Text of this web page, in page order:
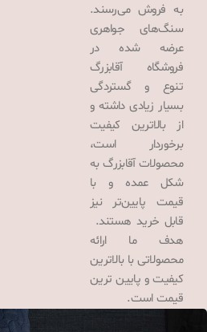
به فروش می‌رسند.
سنگ‌های جواهری
عرضه شده در
فروشگاه آقابزرگ
تنوع و گستردگی
بسیار زیادی داشته و
از بالاترین کیفیت
برخوردار است،
محصولات آقابزرگ به
شکل عمده و با
قیمت پایین‌تر نیز
قابل خرید هستند.
هدف ما ارائه
محصولاتی با بالاترین
کیفیت و پایین ترین
قیمت است.